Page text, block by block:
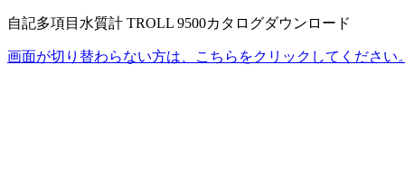
自記多項目水質計 TROLL 9500カタログダウンロード
画面が切り替わらない方は、こちらをクリックしてください